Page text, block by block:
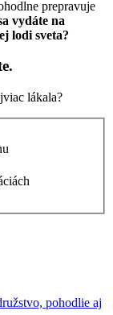
prepravuje
vydáte na
lodi sveta?
lákala?
pohodlie aj